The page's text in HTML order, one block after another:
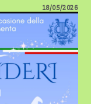
18/05/2026